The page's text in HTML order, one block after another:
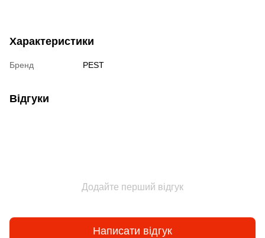
Характеристики
Бренд PEST
Відгуки
Додайте перший відгук
Написати відгук